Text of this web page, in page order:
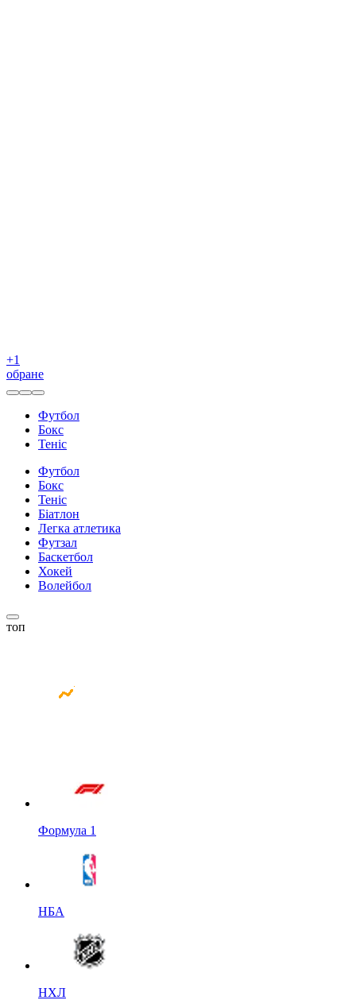
+1
обране
Футбол
Бокс
Теніс
Футбол
Бокс
Теніс
Біатлон
Легка атлетика
Футзал
Баскетбол
Хокей
Волейбол
топ
Формула 1
НБА
НХЛ